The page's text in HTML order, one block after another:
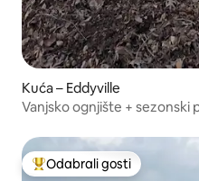
Kuća – Eddyville
Vanjsko ognjište + sezonski
Među najviše rangiranima
Odabrali gosti